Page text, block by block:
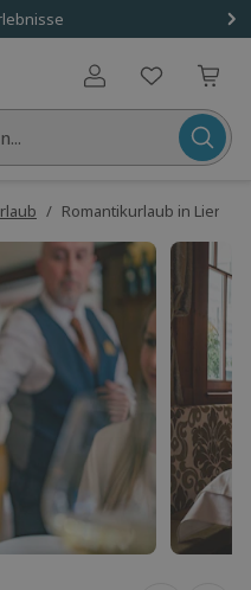
Benutzerkonto
/ Romantikurlaub in Lienz